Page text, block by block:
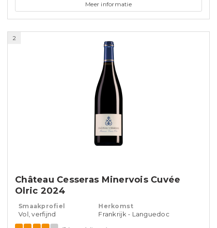
Meer informatie
2
Château Cesseras Minervois Cuvée
Olric 2024
Smaakprofiel
Vol, verfijnd
Herkomst
Frankrijk - Languedoc